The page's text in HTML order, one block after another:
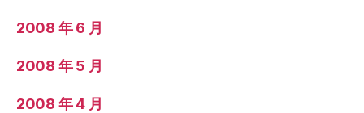
2008 年 6 月
2008 年 5 月
2008 年 4 月